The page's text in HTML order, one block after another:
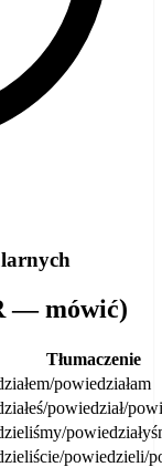
— mówić)
Tłumaczenie
powiedziałam
powiedział/
powiedzieli/